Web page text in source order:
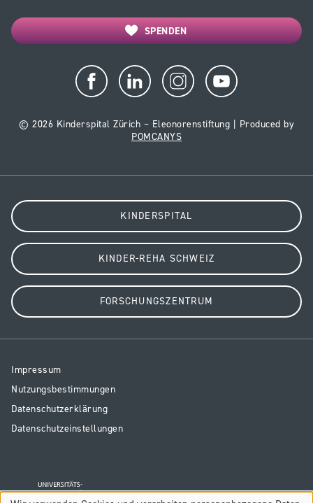
SPENDEN
© 2026 Kinderspital Zürich – Eleonorenstiftung | Produced by
POMCANYS
KINDERSPITAL
KINDER-REHA SCHWEIZ
FORSCHUNGSZENTRUM
Resp
Legal
Impressum
Nutzungsbestimmungen
Datenschutzerklärung
Datenschutzeinstellungen